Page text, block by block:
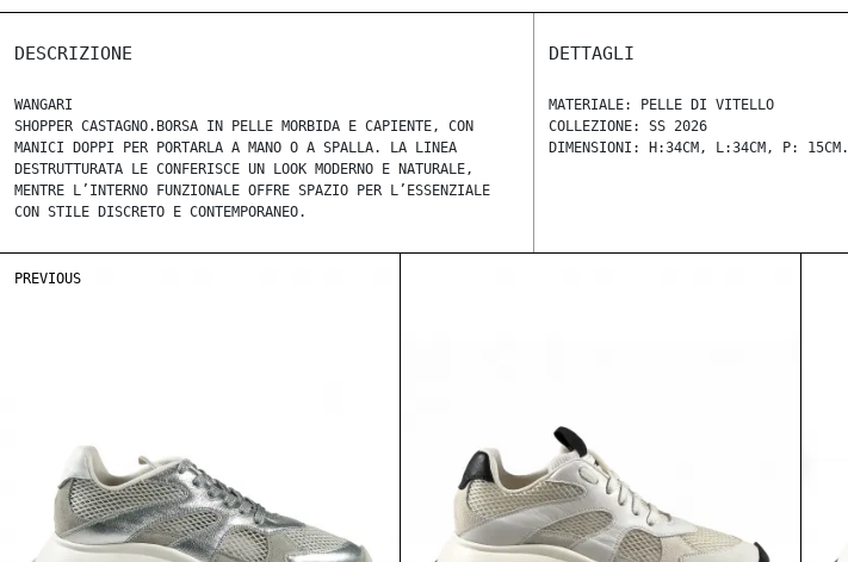
DESCRIZIONE
WANGARI
SHOPPER CASTAGNO.BORSA IN PELLE MORBIDA E CAPIENTE, CON
MANICI DOPPI PER PORTARLA A MANO O A SPALLA. LA LINEA
DESTRUTTURATA LE CONFERISCE UN LOOK MODERNO E NATURALE,
MENTRE L’INTERNO FUNZIONALE OFFRE SPAZIO PER L’ESSENZIALE
CON STILE DISCRETO E CONTEMPORANEO.
DETTAGLI
MATERIALE: PELLE DI VITELLO
COLLEZIONE: SS 2026
DIMENSIONI: H:34CM, L:34CM, P: 15CM.
PREVIOUS